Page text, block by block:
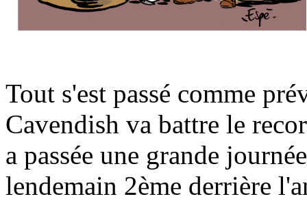
Tout s'est passé comme
Cavendish va battre le
a passée une grande
lendemain 2ème derrière